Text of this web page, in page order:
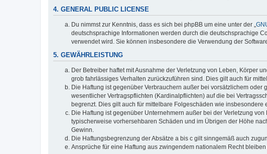
4. GENERAL PUBLIC LICENSE
Du nimmst zur Kenntnis, dass es sich bei phpBB um eine unter der „
deutschsprachige Informationen werden durch die deutschsprachige
verwendet wird. Sie können insbesondere die Verwendung der
5. GEWÄHRLEISTUNG
Der Betreiber haftet mit Ausnahme der Verletzung von Leben, Körper
grob fahrlässiges Verhalten zurückzuführen sind. Dies gilt auch für
Die Haftung ist gegenüber Verbrauchern außer bei vorsätzlichem
wesentlicher Vertragspflichten (Kardinalpflichten) auf die bei
begrenzt. Dies gilt auch für mittelbare Folgeschäden wie insbesondere
Die Haftung ist gegenüber Unternehmern außer bei der Verletzung
typischerweise vorhersehbaren Schäden und im Übrigen der Höhe
Gewinn.
Die Haftungsbegrenzung der Absätze a bis c gilt sinngemäß auch
Ansprüche für eine Haftung aus zwingendem nationalem Recht